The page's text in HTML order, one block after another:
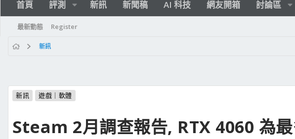
首頁 評測 新訊 新聞稿 AI 科技 網友開箱 討論區
最新動態 Register
新訊
新訊 遊戲｜軟體
Steam 2月調查報告, RTX 4060 為